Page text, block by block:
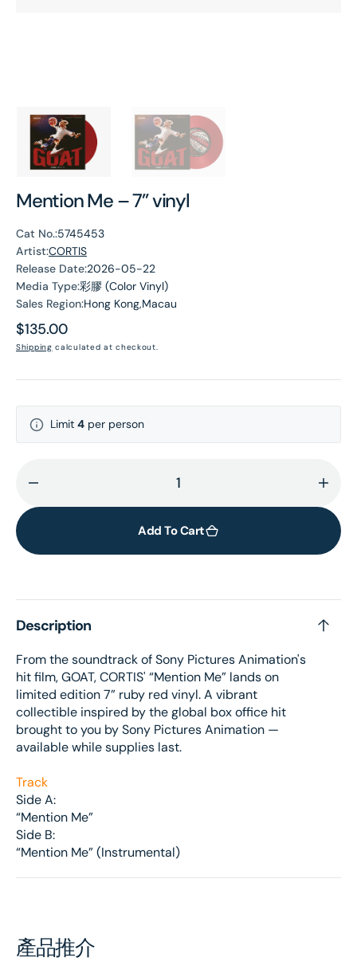
Mention Me – 7” vinyl
Cat No.:5745453
Artist:CORTIS
Release Date:2026-05-22
Media Type:彩膠 (Color Vinyl)
Sales Region:Hong Kong,Macau
Regular
price
$135.00
Shipping calculated at checkout.
Limit 4 per person
quantity
Mention
7”
vinyl
for
7”
vinyl
Add To Cart
Description
From the soundtrack of Sony Pictures Animation's
hit film, GOAT, CORTIS' “Mention Me” lands on
limited edition 7” ruby red vinyl. A vibrant
collectible inspired by the global box office hit
brought to you by Sony Pictures Animation —
available while supplies last.
Track
Side A:
“Mention Me”
Side B:
“Mention Me” (Instrumental)
產品推介